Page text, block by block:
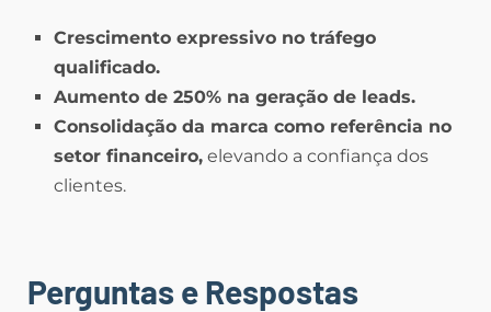
Crescimento expressivo no tráfego
qualificado.
Aumento de 250% na geração de leads.
Consolidação da marca como referência no
setor financeiro, elevando a confiança dos
clientes.
Perguntas e Respostas